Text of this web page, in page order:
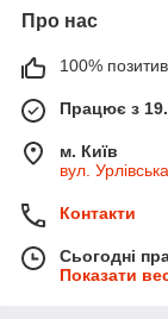
Про нас
100%
Працює з
м. Київ
вул.
Контакти
Сьогодні
Показати